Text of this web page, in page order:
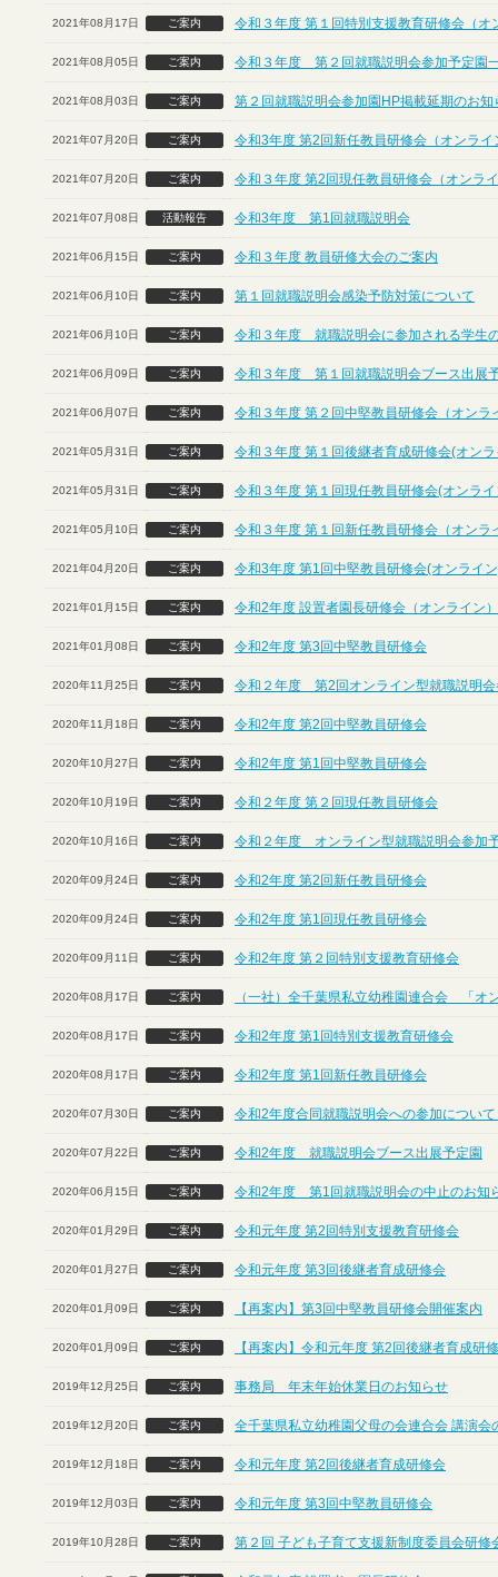
2021年08月17日 ご案内 令和３年度 第１回特別支援教育研修会（オ
2021年08月05日 ご案内 令和３年度 第２回就職説明会参加予定園
2021年08月03日 ご案内 第２回就職説明会参加園HP掲載延期のお知
2021年07月20日 ご案内 令和3年度 第2回新任教員研修会（オンライ
2021年07月20日 ご案内 令和３年度 第2回現任教員研修会（オンラ
2021年07月08日 活動報告 令和3年度 第1回就職説明会
2021年06月15日 ご案内 令和３年度 教員研修大会のご案内
2021年06月10日 ご案内 第１回就職説明会感染予防対策について
2021年06月10日 ご案内 令和３年度 就職説明会に参加される学生
2021年06月09日 ご案内 令和３年度 第１回就職説明会ブース出展
2021年06月07日 ご案内 令和３年度 第２回中堅教員研修会（オンラ
2021年05月31日 ご案内 令和３年度 第１回後継者育成研修会(オン
2021年05月31日 ご案内 令和３年度 第１回現任教員研修会(オンラ
2021年05月10日 ご案内 令和３年度 第１回新任教員研修会（オンラ
2021年04月20日 ご案内 令和3年度 第1回中堅教員研修会(オンライ
2021年01月15日 ご案内 令和2年度 設置者園長研修会（オンライン）
2021年01月08日 ご案内 令和2年度 第3回中堅教員研修会
2020年11月25日 ご案内 令和２年度 第2回オンライン型就職説明会
2020年11月18日 ご案内 令和2年度 第2回中堅教員研修会
2020年10月27日 ご案内 令和2年度 第1回中堅教員研修会
2020年10月19日 ご案内 令和２年度 第２回現任教員研修会
2020年10月16日 ご案内 令和２年度 オンライン型就職説明会参加
2020年09月24日 ご案内 令和2年度 第2回新任教員研修会
2020年09月24日 ご案内 令和2年度 第1回現任教員研修会
2020年09月11日 ご案内 令和2年度 第２回特別支援教育研修会
2020年08月17日 ご案内 （一社）全千葉県私立幼稚園連合会 「オ
2020年08月17日 ご案内 令和2年度 第1回特別支援教育研修会
2020年08月17日 ご案内 令和2年度 第1回新任教員研修会
2020年07月30日 ご案内 令和2年度合同就職説明会への参加につい
2020年07月22日 ご案内 令和2年度 就職説明会ブース出展予定園
2020年06月15日 ご案内 令和2年度 第1回就職説明会の中止のお知
2020年01月29日 ご案内 令和元年度 第2回特別支援教育研修会
2020年01月27日 ご案内 令和元年度 第3回後継者育成研修会
2020年01月09日 ご案内 【再案内】第3回中堅教員研修会開催案内
2020年01月09日 ご案内 【再案内】令和元年度 第2回後継者育成研
2019年12月25日 ご案内 事務局 年末年始休業日のお知らせ
2019年12月20日 ご案内 全千葉県私立幼稚園父母の会連合会 講演会
2019年12月18日 ご案内 令和元年度 第2回後継者育成研修会
2019年12月03日 ご案内 令和元年度 第3回中堅教員研修会
2019年10月28日 ご案内 第２回 子ども子育て支援新制度委員会研修